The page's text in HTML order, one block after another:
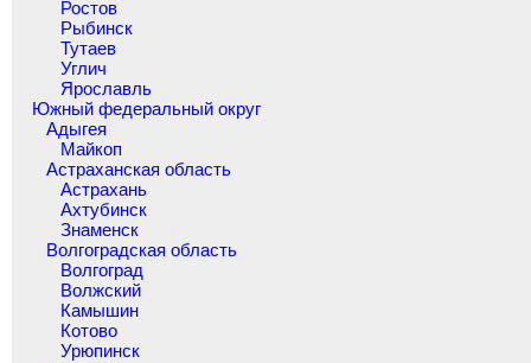
Ростов
Рыбинск
Тутаев
Углич
Ярославль
Южный федеральный округ
Адыгея
Майкоп
Астраханская область
Астрахань
Ахтубинск
Знаменск
Волгоградская область
Волгоград
Волжский
Камышин
Котово
Урюпинск